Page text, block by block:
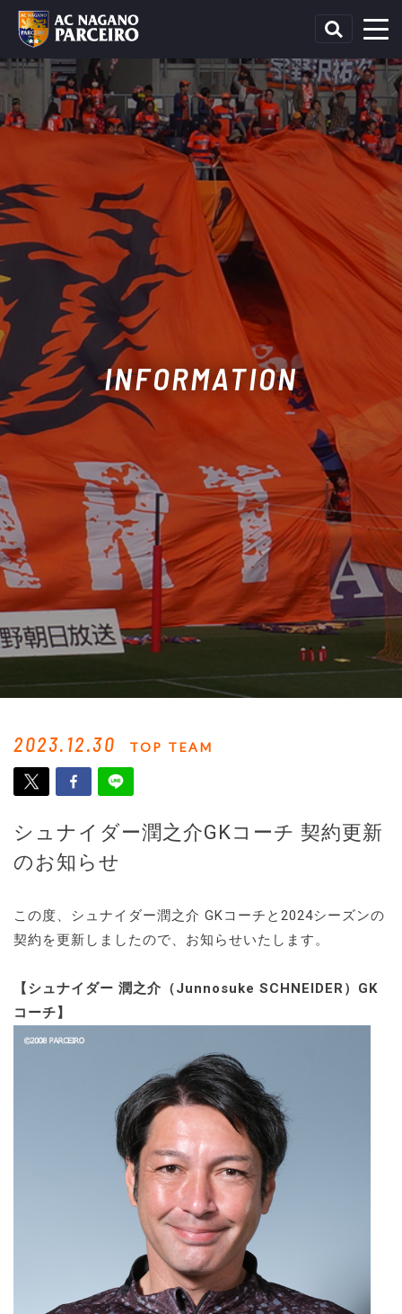
INFORMATION
2023.12.30 TOP TEAM
シュナイダー潤之介GKコーチ 契約更新
のお知らせ
この度、シュナイダー潤之介 GKコーチと2024シーズンの
契約を更新しましたので、お知らせいたします。
【シュナイダー 潤之介（Junnosuke SCHNEIDER）GK
コーチ】